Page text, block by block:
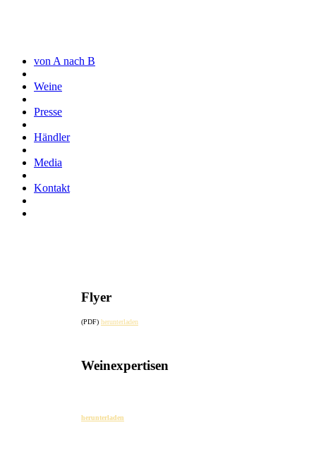
von A nach B
Weine
Presse
Händler
Media
Kontakt
Flyer
(PDF) herunterladen
Weinexpertisen
herunterladen